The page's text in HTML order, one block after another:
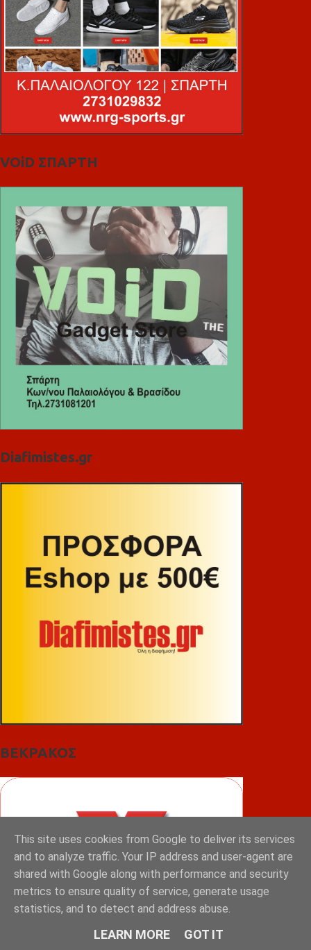
VOiD ΣΠΑΡΤΗ
Diafimistes.gr
ΒΕΚΡΑΚΟΣ
This site uses cookies from Google to deliver its services
and to analyze traffic. Your IP address and user-agent are
shared with Google along with performance and security
metrics to ensure quality of service, generate usage
statistics, and to detect and address abuse.
LEARN MORE GOT IT